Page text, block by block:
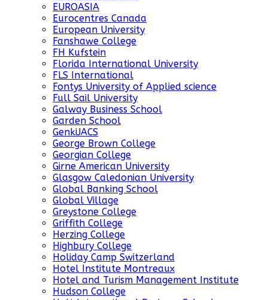
EUROASIA
Eurocentres Canada
European University
Fanshawe College
FH Kufstein
Florida International University
FLS International
Fontys University of Applied science
Full Sail University
Galway Business School
Garden School
GenkiJACS
George Brown College
Georgian College
Girne American University
Glasgow Caledonian University
Global Banking School
Global Village
Greystone College
Griffith College
Herzing College
Highbury College
Holiday Camp Switzerland
Hotel Institute Montreaux
Hotel and Turism Management Institute
Hudson College